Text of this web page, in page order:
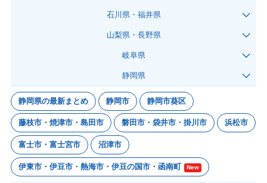
石川県・福井県
山梨県・長野県
岐阜県
静岡県
静岡県の最新まとめ 静岡市 静岡市葵区
藤枝市・焼津市・島田市 磐田市・袋井市・掛川市 浜松市
富士市・富士宮市 沼津市
伊東市・伊豆市・熱海市・伊豆の国市・函南町 New